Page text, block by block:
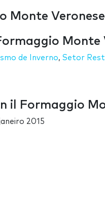
Monte
Monte
de Inverno, Setor
il Formaggio
2015